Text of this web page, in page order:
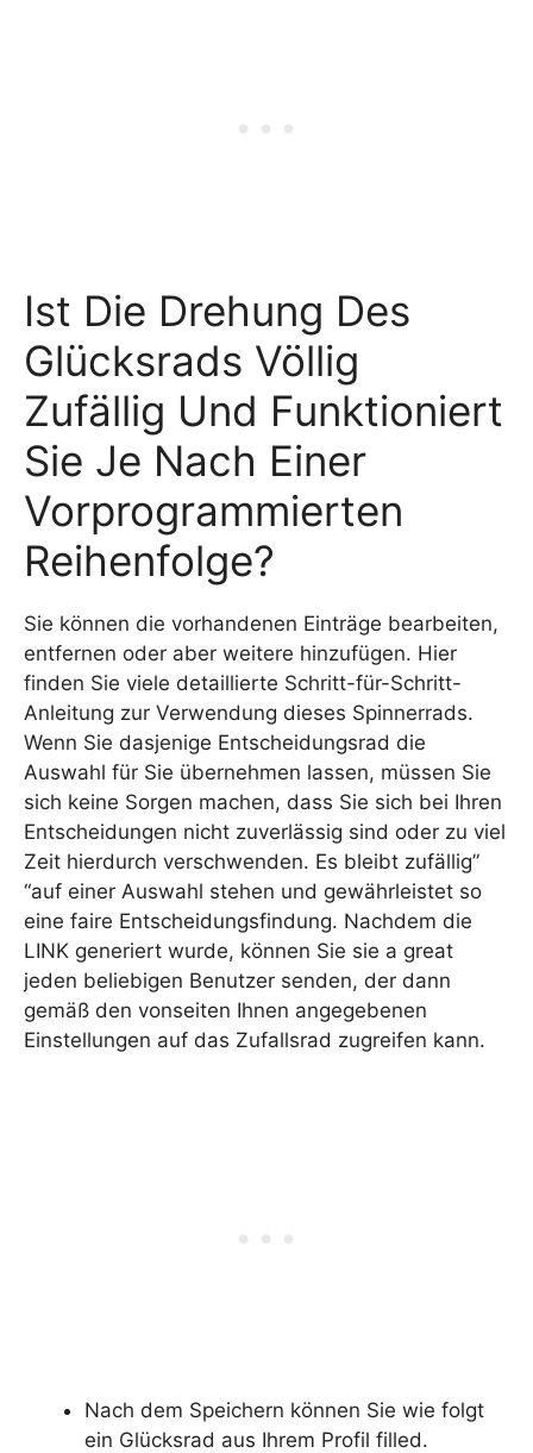
Ist Die Drehung Des
Glücksrads Völlig
Zufällig Und Funktioniert
Sie Je Nach Einer
Vorprogrammierten
Reihenfolge?
Sie können die vorhandenen Einträge bearbeiten,
entfernen oder aber weitere hinzufügen. Hier
finden Sie viele detaillierte Schritt-für-Schritt-
Anleitung zur Verwendung dieses Spinnerrads.
Wenn Sie dasjenige Entscheidungsrad die
Auswahl für Sie übernehmen lassen, müssen Sie
sich keine Sorgen machen, dass Sie sich bei Ihren
Entscheidungen nicht zuverlässig sind oder zu viel
Zeit hierdurch verschwenden. Es bleibt zufällig”
“auf einer Auswahl stehen und gewährleistet so
eine faire Entscheidungsfindung. Nachdem die
LINK generiert wurde, können Sie sie a great
jeden beliebigen Benutzer senden, der dann
gemäß den vonseiten Ihnen angegebenen
Einstellungen auf das Zufallsrad zugreifen kann.
Nach dem Speichern können Sie wie folgt
ein Glücksrad aus Ihrem Profil filled.